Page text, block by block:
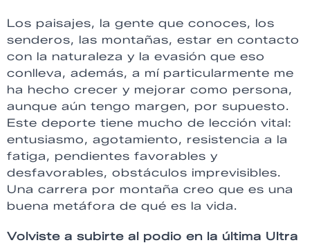
Los paisajes, la gente que conoces, los
senderos, las montañas, estar en contacto
con la naturaleza y la evasión que eso
conlleva, además, a mí particularmente me
ha hecho crecer y mejorar como persona,
aunque aún tengo margen, por supuesto.
Este deporte tiene mucho de lección vital:
entusiasmo, agotamiento, resistencia a la
fatiga, pendientes favorables y
desfavorables, obstáculos imprevisibles.
Una carrera por montaña creo que es una
buena metáfora de qué es la vida.
Volviste a subirte al podio en la última Ultra